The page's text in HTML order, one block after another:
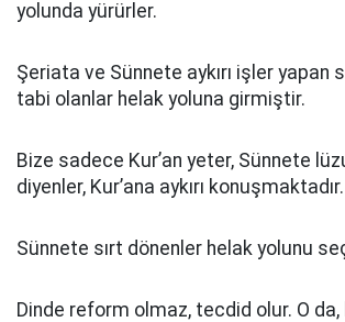
yolunda yürürler.
Şeriata ve Sünnete aykırı işler yapan
tabi olanlar helak yoluna girmiştir.
Bize sadece Kur’an yeter, Sünnete
diyenler, Kur’ana aykırı konuşmaktadır.
Sünnete sırt dönenler helak yolunu
Dinde reform olmaz, tecdid olur. O da,